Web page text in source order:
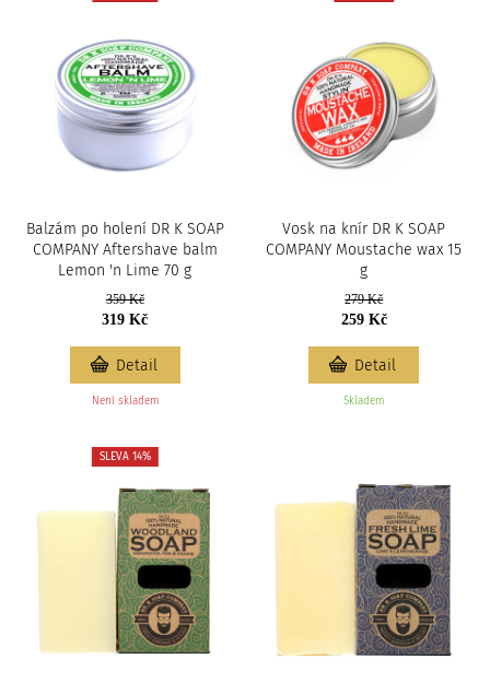
Balzám po holení DR K SOAP
COMPANY Aftershave balm
Lemon 'n Lime 70 g
359 Kč
319 Kč
Není skladem
Detail
Vosk na knír DR K SOAP
COMPANY Moustache wax 15
g
279 Kč
259 Kč
Skladem
Detail
SLEVA 14%